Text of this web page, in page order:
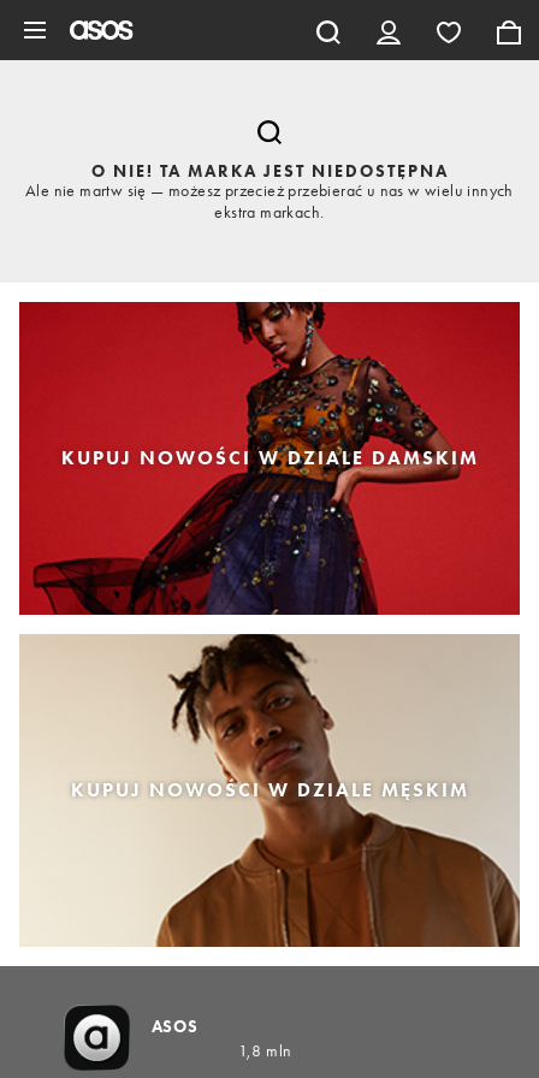
O NIE! TA MARKA JEST NIEDOSTĘPNA
Ale nie martw się — możesz przecież przebierać u nas w wielu innych
ekstra markach.
KUPUJ NOWOŚCI W DZIALE DAMSKIM
KUPUJ NOWOŚCI W DZIALE MĘSKIM
ASOS
1,8 mln